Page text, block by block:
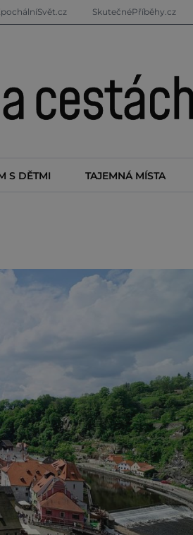
SkutečnéPříběhy.cz
S DĚTMI TAJEMNÁ MÍSTA